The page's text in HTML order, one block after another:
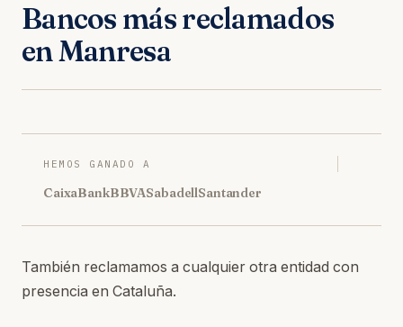
Bancos más reclamados
en Manresa
HEMOS GANADO A
CaixaBankBBVASabadellSantander
También reclamamos a cualquier otra entidad con
presencia en Cataluña.